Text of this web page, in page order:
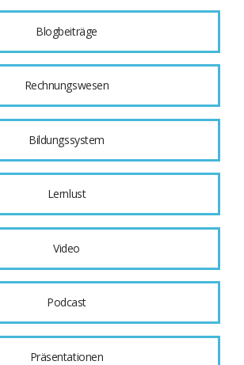
Blogbeiträge
Rechnungswesen
Bildungssystem
Lernlust
Video
Podcast
Präsentationen